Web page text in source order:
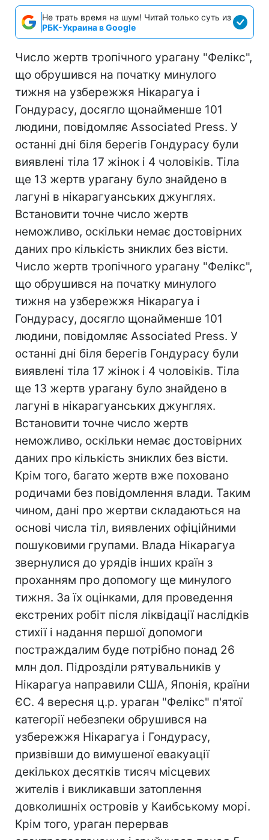
Не трать время на шум! Читай только суть из
РБК-Украина в Google
Число жертв тропічного урагану "Фелікс",
що обрушився на початку минулого
тижня на узбережжя Нікарагуа і
Гондурасу, досягло щонайменше 101
людини, повідомляє Associated Press. У
останні дні біля берегів Гондурасу були
виявлені тіла 17 жінок і 4 чоловіків. Тіла
ще 13 жертв урагану було знайдено в
лагуні в нікарагуанських джунглях.
Встановити точне число жертв
неможливо, оскільки немає достовірних
даних про кількість зниклих без вісти.
Число жертв тропічного урагану "Фелікс",
що обрушився на початку минулого
тижня на узбережжя Нікарагуа і
Гондурасу, досягло щонайменше 101
людини, повідомляє Associated Press. У
останні дні біля берегів Гондурасу були
виявлені тіла 17 жінок і 4 чоловіків. Тіла
ще 13 жертв урагану було знайдено в
лагуні в нікарагуанських джунглях.
Встановити точне число жертв
неможливо, оскільки немає достовірних
даних про кількість зниклих без вісти.
Крім того, багато жертв вже поховано
родичами без повідомлення влади. Таким
чином, дані про жертви складаються на
основі числа тіл, виявлених офіційними
пошуковими групами. Влада Нікарагуа
звернулися до урядів інших країн з
проханням про допомогу ще минулого
тижня. За їх оцінками, для проведення
екстрених робіт після ліквідації наслідків
стихії і надання першої допомоги
постраждалим буде потрібно понад 26
млн дол. Підрозділи рятувальників у
Нікарагуа направили США, Японія, країни
ЄС. 4 вересня ц.р. ураган "Фелікс" п'ятої
категорії небезпеки обрушився на
узбережжя Нікарагуа і Гондурасу,
призвівши до вимушеної евакуації
декількох десятків тисяч місцевих
жителів і викликавши затоплення
довколишніх островів у Каибському морі.
Крім того, ураган перервав